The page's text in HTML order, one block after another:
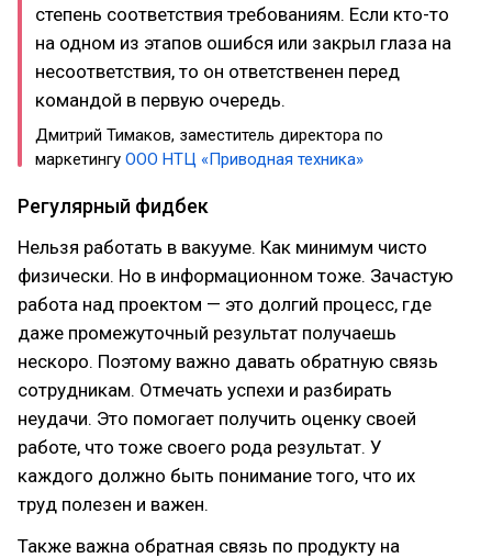
степень соответствия требованиям. Если кто-то
на одном из этапов ошибся или закрыл глаза на
несоответствия, то он ответственен перед
командой в первую очередь.
Дмитрий Тимаков, заместитель директора по
маркетингу ООО НТЦ «Приводная техника»
Регулярный фидбек
Нельзя работать в вакууме. Как минимум чисто
физически. Но в информационном тоже. Зачастую
работа над проектом — это долгий процесс, где
даже промежуточный результат получаешь
нескоро. Поэтому важно давать обратную связь
сотрудникам. Отмечать успехи и разбирать
неудачи. Это помогает получить оценку своей
работе, что тоже своего рода результат. У
каждого должно быть понимание того, что их
труд полезен и важен.
Также важна обратная связь по продукту на